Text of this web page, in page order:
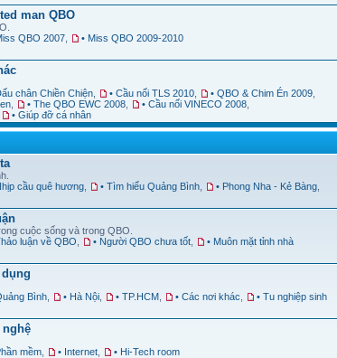
man QBO
QBO 2007 • Miss QBO 2009-2010
chân Chiền Chiện • Cầu nối TLS 2010 • QBO & Chim Én 2009
• The QBO EWC 2008 • Cầu nối VINECO 2008
• Giúp đỡ cá nhân
cầu quê hương • Tìm hiểu Quảng Bình • Phong Nha - Kẻ Bàng
cuộc sống và trong QBO.
luận về QBO • Người QBO chưa tốt • Muôn mặt tỉnh nhà
dụng
Bình • Hà Nội • TP.HCM • Các nơi khác • Tu nghiệp sinh
nghệ
mềm • Internet • Hi-Tech room